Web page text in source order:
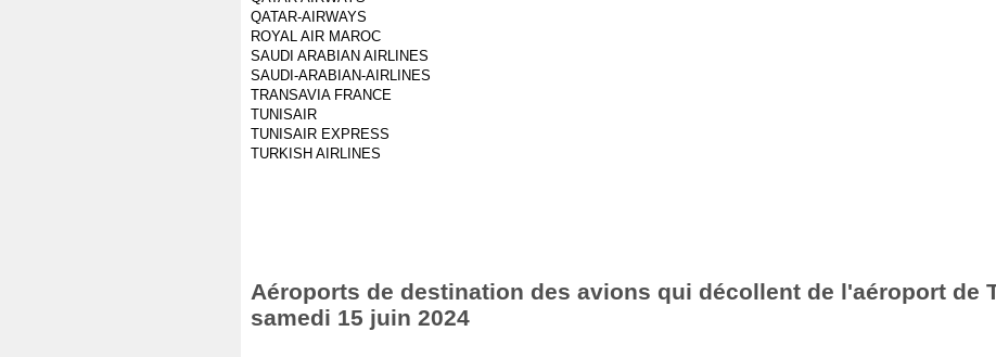
QATAR-AIRWAYS
ROYAL AIR MAROC
SAUDI ARABIAN AIRLINES
SAUDI-ARABIAN-AIRLINES
TRANSAVIA FRANCE
TUNISAIR
TUNISAIR EXPRESS
TURKISH AIRLINES
Aéroports de destination des avions qui décollent de l'aéroport de
samedi 15 juin 2024